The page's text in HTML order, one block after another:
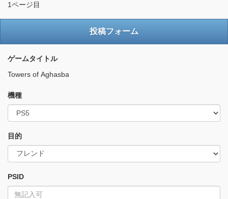
1ページ目
投稿フォーム
ゲームタイトル
Towers of Aghasba
機種
目的
PSID